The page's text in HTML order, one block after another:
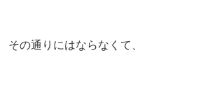
その通りにはならなくて、